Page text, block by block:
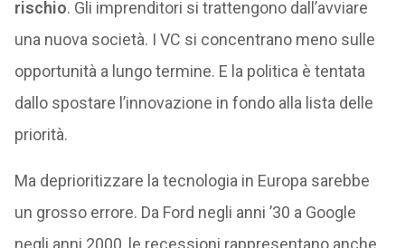
rischio. Gli imprenditori si trattengono dall’avviare
una nuova società. I VC si concentrano meno sulle
opportunità a lungo termine. E la politica è tentata
dallo spostare l’innovazione in fondo alla lista delle
priorità.
Ma deprioritizzare la tecnologia in Europa sarebbe
un grosso errore. Da Ford negli anni ’30 a Google
negli anni 2000, le recessioni rappresentano anche